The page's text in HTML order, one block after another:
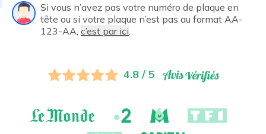
Si vous n’avez pas votre numéro de plaque en
tête ou si votre plaque n’est pas au format AA-
123-AA, c’est par ici
4.8 / 5